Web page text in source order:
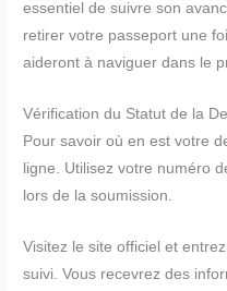
essentiel de suivre son
retirer votre passeport une
aideront à naviguer dans le
Vérification du Statut de la
Pour savoir où en est votre
ligne. Utilisez votre numéro
lors de la soumission.
Visitez le site officiel et
suivi. Vous recevrez des